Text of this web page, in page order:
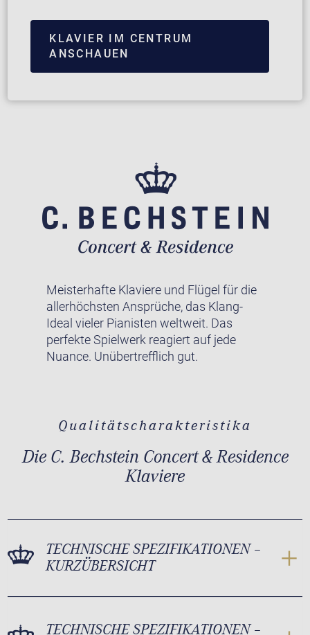
KLAVIER IM CENTRUM
ANSCHAUEN
Meisterhafte Klaviere und Flügel für die
allerhöchsten Ansprüche, das Klang-
Ideal vieler Pianisten weltweit. Das
perfekte Spielwerk reagiert auf jede
Nuance. Unübertrefflich gut.
Qualitätscharakteristika
Die C. Bechstein Concert & Residence
Klaviere
TECHNISCHE SPEZIFIKATIONEN –
KURZÜBERSICHT
TECHNISCHE SPEZIFIKATIONEN –